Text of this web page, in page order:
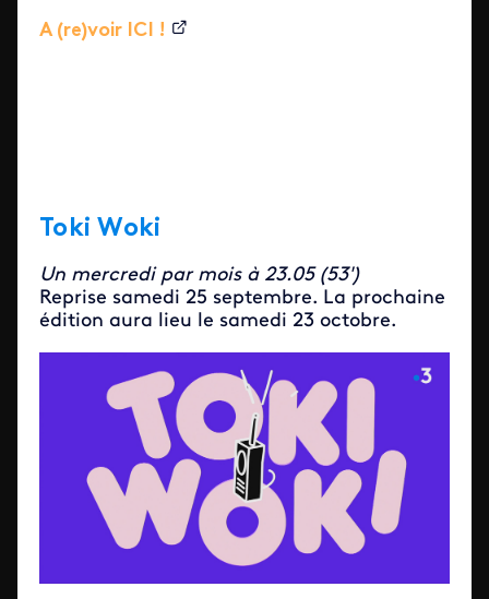
A (re)voir ICI !
Toki Woki
Un mercredi par mois à 23.05 (53')
Reprise samedi 25 septembre. La prochaine
édition aura lieu le samedi 23 octobre.